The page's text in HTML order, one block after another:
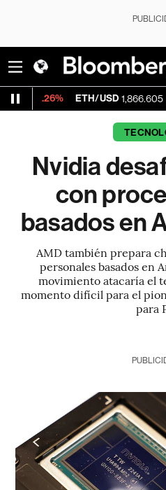
ETH/USD 1,866.605 -0.47%
Nvidia
con
basados en
AMD también prepara
personales basados en
movimiento atacaría el
momento difícil para el
para